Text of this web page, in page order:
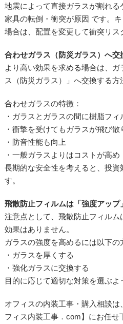
地震によって直接ガラスが割れ
家具の転倒・衝突が原因 です。
場合は、配置を変更して衝突リス
合わせガラス（防災ガラス）へ交
より高い効果を求める場合は、
ス（防災ガラス）」へ交換する方
合わせガラスの特徴：
・ガラスとガラスの間に樹脂フ
・衝撃を受けてもガラスが飛び散
・防音性能も向上
・一般ガラスよりはコストが高め
長期的な安全性を考えると、投
す。
飛散防止フィルムは「強度アッ
注意点として、飛散防止フィル
効果はありません。
ガラスの強度を高めるには以下の
・ガラスを厚くする
・強化ガラスに交換する
目的に応じて適切な対策を選ぶよ
オフィスの内装工事・購入相談
フィス内装工事．com】にお任せ